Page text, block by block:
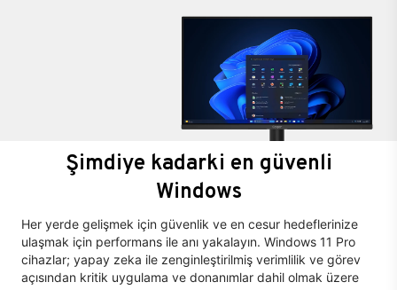
Şimdiye kadarki en güvenli
Windows
Her yerde gelişmek için güvenlik ve en cesur hedeflerinize
ulaşmak için performans ile anı yakalayın. Windows 11 Pro
cihazlar; yapay zeka ile zenginleştirilmiş verimlilik ve görev
açısından kritik uygulama ve donanımlar dahil olmak üzere